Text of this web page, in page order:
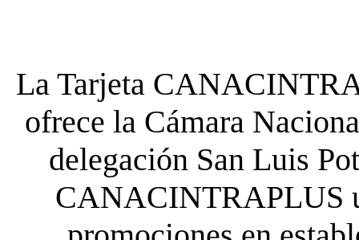
La Tarjeta
ofrece la Cámara
delegación San Luis
CANACINTRAPLUS